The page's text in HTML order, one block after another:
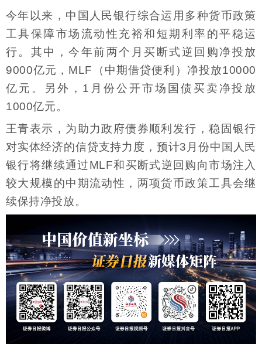
今年以来，中国人民银行综合运用多种货币政策
工具保障市场流动性充裕和短期利率的平稳运
行。其中，今年前两个月买断式逆回购净投放
9000亿元，MLF（中期借贷便利）净投放10000
亿元。另外，1月份公开市场国债买卖净投放
1000亿元。
王青表示，为助力政府债券顺利发行，稳固银行
对实体经济的信贷支持力度，预计3月份中国人民
银行将继续通过MLF和买断式逆回购向市场注入
较大规模的中期流动性，两项货币政策工具会继
续保持净投放。